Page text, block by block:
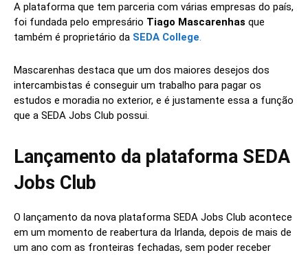
A plataforma que tem parceria com várias empresas do país,
foi fundada pelo empresário Tiago Mascarenhas que
também é proprietário da SEDA College.
Mascarenhas destaca que um dos maiores desejos dos
intercambistas é conseguir um trabalho para pagar os
estudos e moradia no exterior, e é justamente essa a função
que a SEDA Jobs Club possui.
Lançamento da plataforma SEDA
Jobs Club
O lançamento da nova plataforma SEDA Jobs Club acontece
em um momento de reabertura da Irlanda, depois de mais de
um ano com as fronteiras fechadas, sem poder receber